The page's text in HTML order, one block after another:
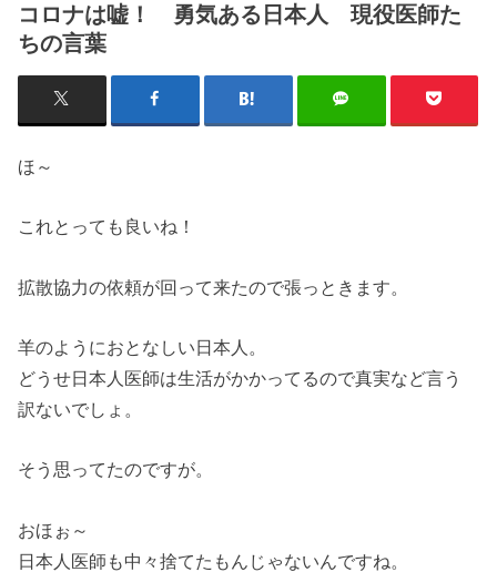
コロナは嘘！ 勇気ある日本人 現役医師た
ちの言葉
ほ～
これとっても良いね！
拡散協力の依頼が回って来たので張っときます。
羊のようにおとなしい日本人。
どうせ日本人医師は生活がかかってるので真実など言う
訳ないでしょ。
そう思ってたのですが。
おほぉ～
日本人医師も中々捨てたもんじゃないんですね。